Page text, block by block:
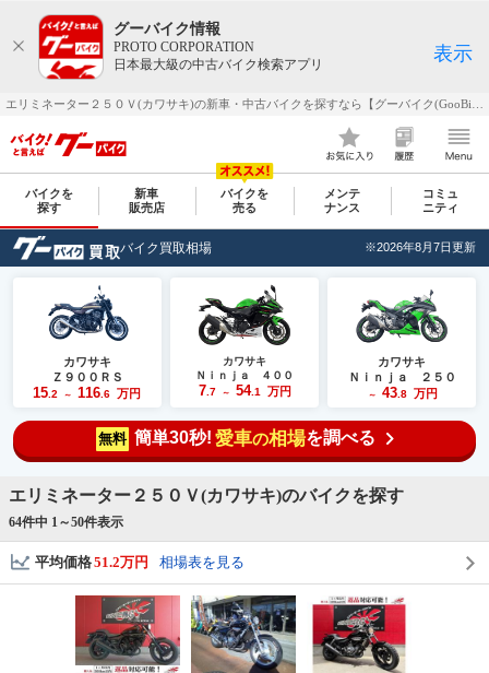
グーバイク情報
PROTO CORPORATION
日本最大級の中古バイク検索アプリ
表示
バイクを
探す
新車
販売店
バイクを
売る
メンテ
ナンス
コミュ
ニティ
バイク買取相場 ※2026年8月7日更新
カワサキ
Ｚ９００ＲＳ
15 .2 ～ 116 .6 万円
カワサキ
Ｎｉｎｊａ ４００
7.7 ～ 54.1 万円
カワサキ
Ｎｉｎｊａ ２５０
～ 43.8 万円
無料 簡単30秒! 愛車の相場を調べる
エリミネーター２５０Ｖ(カワサキ)のバイクを探す
64件中 1～50件表示
平均価格51.2万円 相場表を見る